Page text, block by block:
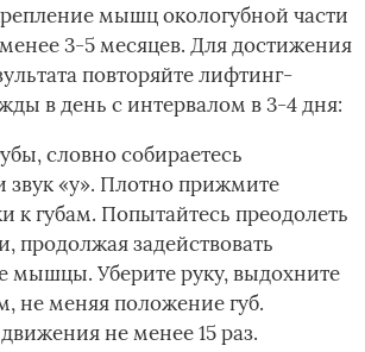
мышц окологубной части
3-5 месяцев. Для достижения
повторяйте лифтинг-
в день с интервалом в 3-4 дня:
словно собираетесь
звук «у». Плотно прижмите
к губам. Попытайтесь преодолеть
продолжая задействовать
мышцы. Уберите руку, выдохните
не меняя положение губ.
не менее 15 раз.